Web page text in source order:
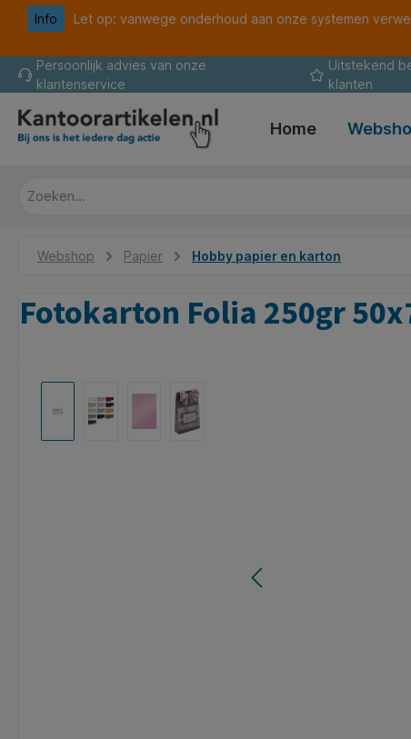
Ga naar de hoofdnavigatie
Info
Let op: vanwege onderhoud aan onze systemen
Persoonlijk advies van onze
klantenservice
Uitstekend
klanten
Home
Webshop Papier Hobby papier en karton
Fotokarton Folia 250gr
Afbeeldingengalerij overslaan